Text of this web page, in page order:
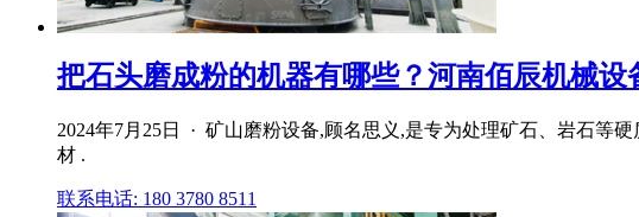
把石头磨成粉的机器有哪些？河南佰辰机械设
2024年7月25日 · 矿山磨粉设备,顾名思义,是专为处理矿石、岩石等
材 .
联系电话: 180 3780 8511